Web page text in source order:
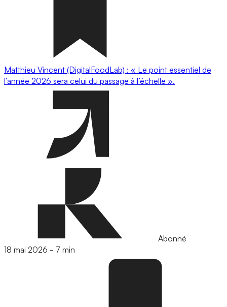
Matthieu Vincent (DigitalFoodLab) : « Le point essentiel de
l’année 2026 sera celui du passage à l’échelle ».
Abonné
18 mai 2026 - 7 min